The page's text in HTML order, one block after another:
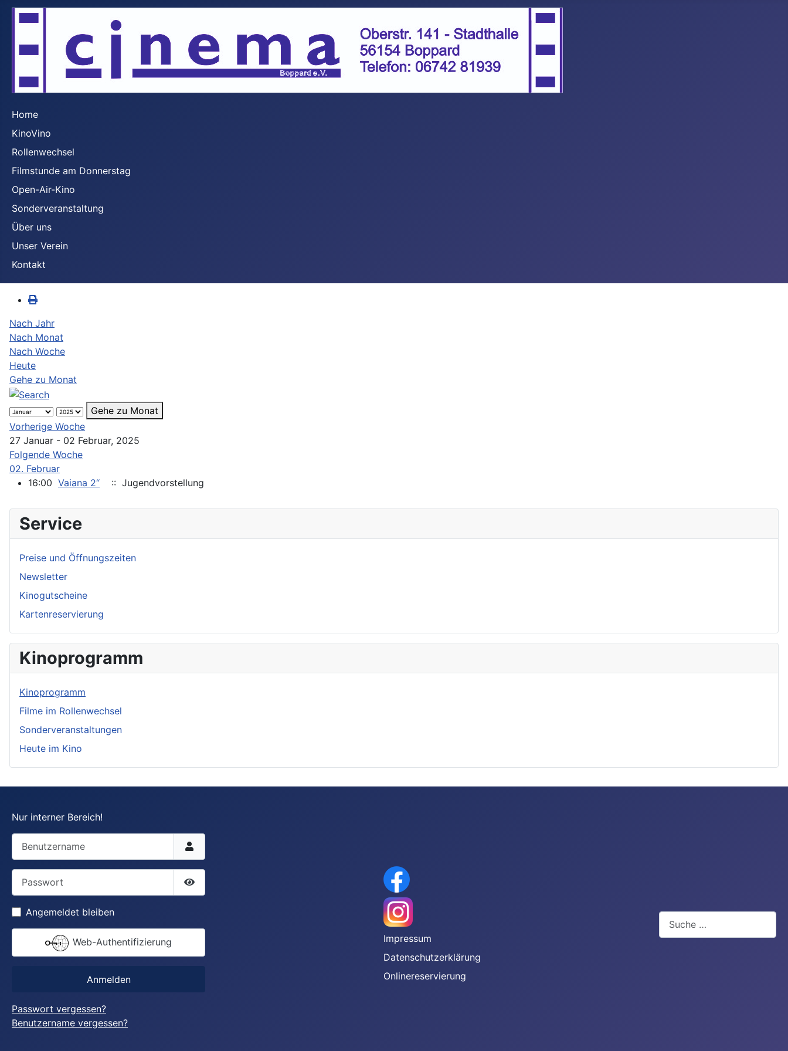
Home
KinoVino
Rollenwechsel
Filmstunde am Donnerstag
Open-Air-Kino
Sonderveranstaltung
Über uns
Unser Verein
Kontakt
Nach Jahr
Nach Monat
Nach Woche
Heute
Gehe zu Monat
Gehe zu Monat
Vorherige Woche
27 Januar - 02 Februar, 2025
Folgende Woche
02. Februar
16:00 Vaiana 2“ :: Jugendvorstellung
Service
Preise und Öffnungszeiten
Newsletter
Kinogutscheine
Kartenreservierung
Kinoprogramm
Kinoprogramm
Filme im Rollenwechsel
Sonderveranstaltungen
Heute im Kino
Nur interner Bereich!
Benutzername
Passwort
Passwort anzeigen
Angemeldet bleiben
Web-Authentifizierung
Anmelden
Passwort vergessen?
Benutzername vergessen?
Impressum
Datenschutzerklärung
Onlinereservierung
Suchen